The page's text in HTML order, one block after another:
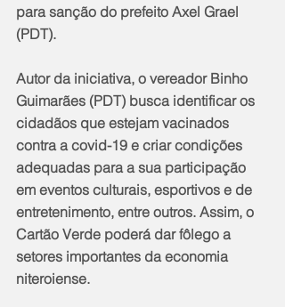
para sanção do prefeito Axel Grael
(PDT).
Autor da iniciativa, o vereador Binho
Guimarães (PDT) busca identificar os
cidadãos que estejam vacinados
contra a covid-19 e criar condições
adequadas para a sua participação
em eventos culturais, esportivos e de
entretenimento, entre outros. Assim, o
Cartão Verde poderá dar fôlego a
setores importantes da economia
niteroiense.